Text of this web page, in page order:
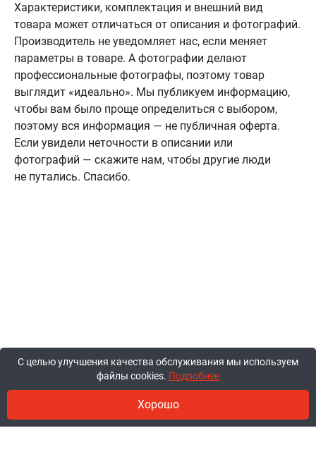
Характеристики, комплектация и внешний вид
товара может отличаться от описания и фотографий.
Производитель не уведомляет нас, если меняет
параметры в товаре. А фотографии делают
профессиональные фотографы, поэтому товар
выглядит «идеально». Мы публикуем информацию,
чтобы вам было проще определиться с выбором,
поэтому вся информация — не публичная оферта.
Если увидели неточности в описании или
фотографий — скажите нам, чтобы другие люди
не путались. Спасибо.
С целью улучшения качества обслуживания мы используем
файлы cookies. Подробнее
Хорошо